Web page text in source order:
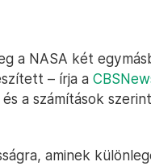
a NASA két
– írja a
a számítások
aminek